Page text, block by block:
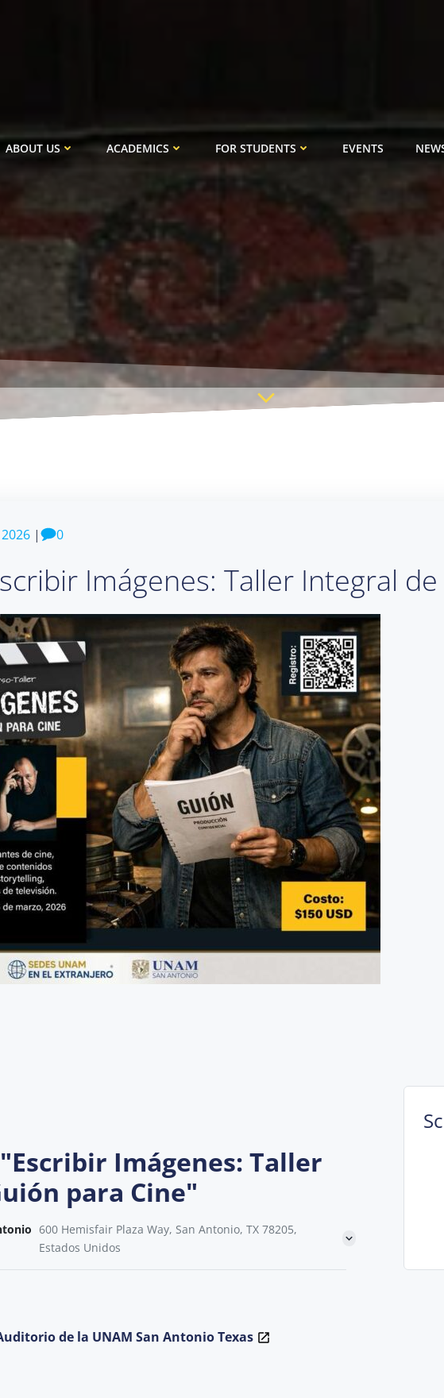
ABOUT US ACADEMICS FOR STUDENTS EVENTS
| 0
Imágenes: Taller Integral
Imágenes: Taller
para Cine"
600 Hemisfair Plaza Way, San Antonio, TX 78205,
Estados Unidos
de la UNAM San Antonio Texas